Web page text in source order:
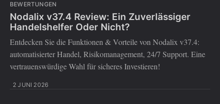
BEWERTUNGEN
Nodalix v37.4 Review: Ein Zuverlässiger
Handelshelfer Oder Nicht?
Entdecken Sie die Funktionen & Vorteile von Nodalix v37.4:
automatisierter Handel, Risikomanagement, 24/7 Support. Eine
vertrauenswürdige Wahl für sicheres Investieren!
2 JUNI 2026